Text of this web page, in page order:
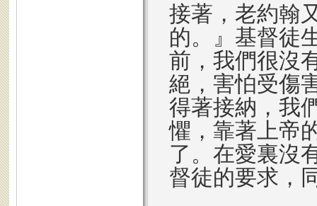
接著，老約翰
的。』基督徒
前，我們很沒
絕，害怕受傷
得著接納，我
懼，靠著上帝
了。在愛裏沒
督徒的要求，